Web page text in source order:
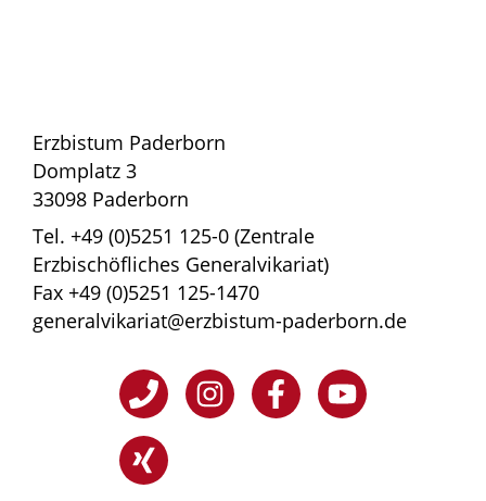
Erzbistum Paderborn
Domplatz 3
33098 Paderborn
Tel. +49 (0)5251 125-0 (Zentrale
Erzbischöfliches Generalvikariat)
Fax +49 (0)5251 125-1470
generalvikariat@erzbistum-paderborn.de